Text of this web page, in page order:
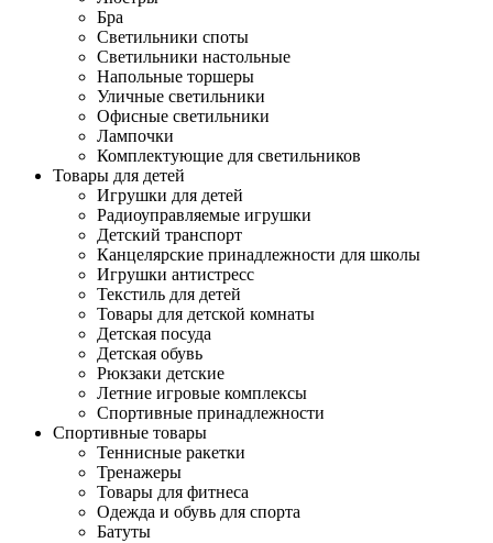
Бра
Светильники споты
Светильники настольные
Напольные торшеры
Уличные светильники
Офисные светильники
Лампочки
Комплектующие для светильников
Товары для детей
Игрушки для детей
Радиоуправляемые игрушки
Детский транспорт
Канцелярские принадлежности для школы
Игрушки антистресс
Текстиль для детей
Товары для детской комнаты
Детская посуда
Детская обувь
Рюкзаки детские
Летние игровые комплексы
Спортивные принадлежности
Спортивные товары
Теннисные ракетки
Тренажеры
Товары для фитнеса
Одежда и обувь для спорта
Батуты